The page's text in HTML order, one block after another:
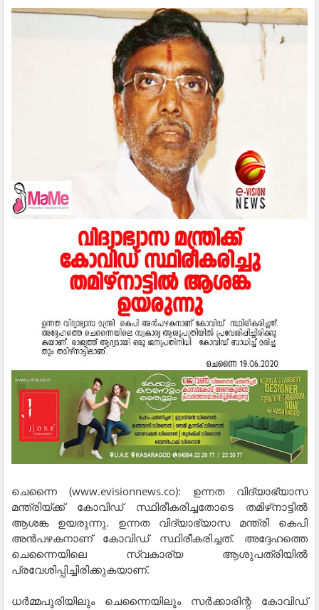
ചെന്നൈ (www.evisionnews.co): ഉന്നത വിദ്യാഭ്യാസ
മന്ത്രിയ്ക്ക് കോവിഡ് സ്ഥിരീകരിച്ചതോടെ തമിഴ്‌നാട്ടില്‍
ആശങ്ക ഉയരുന്നു. ഉന്നത വിദ്യാഭ്യാസ മന്ത്രി കെപി
അന്‍പഴകനാണ് കോവിഡ് സ്ഥിരീകരിച്ചത്. അദ്ദേഹത്തെ
ചെന്നൈയിലെ സ്വകാര്യ ആശുപത്രിയില്‍
പ്രവേശിപ്പിച്ചിരിക്കുകയാണ്.
ധര്‍മ്മപുരിയിലും ചെന്നൈയിലും സര്‍ക്കാരിന്റ കോവിഡ്